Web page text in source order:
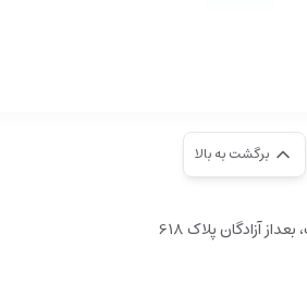
برگشت به بالا
آزادگان پلاک 618